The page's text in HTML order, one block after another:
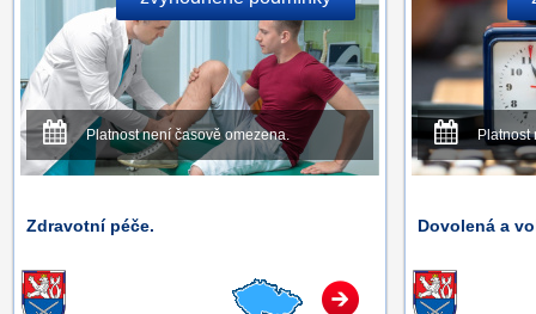
Platnost není časově omezena.
Zdravotní péče.
Platnost
Dovolená a